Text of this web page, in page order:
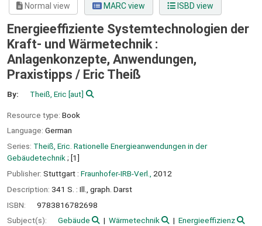
Normal view MARC view ISBD view
Energieeffiziente Systemtechnologien der
Kraft- und Wärmetechnik :
Anlagenkonzepte, Anwendungen,
Praxistipps / Eric Theiß
By: Theiß, Eric [aut]
Resource type: Book
Language: German
Series: Theiß, Eric. Rationelle Energieanwendungen in der
Gebäudetechnik ; [1]
Publisher: Stuttgart : Fraunhofer-IRB-Verl.,
2012
Description: 341 S. : Ill., graph. Darst
ISBN:
9783816782698
Subject(s):
Gebäude Wärmetechnik
Energieeffizienz